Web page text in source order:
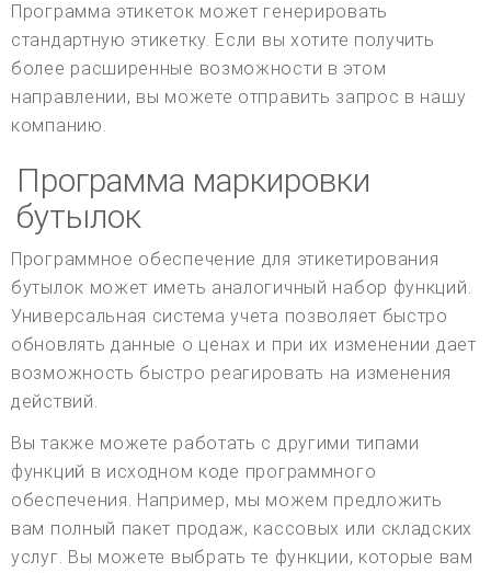
Программа этикеток может генерировать
стандартную этикетку. Если вы хотите получить
более расширенные возможности в этом
направлении, вы можете отправить запрос в нашу
компанию.
Программа маркировки
бутылок
Программное обеспечение для этикетирования
бутылок может иметь аналогичный набор функций.
Универсальная система учета позволяет быстро
обновлять данные о ценах и при их изменении дает
возможность быстро реагировать на изменения
действий.
Вы также можете работать с другими типами
функций в исходном коде программного
обеспечения. Например, мы можем предложить
вам полный пакет продаж, кассовых или складских
услуг. Вы можете выбрать те функции, которые вам